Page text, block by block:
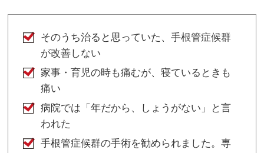
そのうち治ると思っていた、手根管症候群
が改善しない
家事・育児の時も痛むが、寝ているときも
痛い
病院では「年だから、しょうがない」と言
われた
手根管症候群の手術を勧められました。専